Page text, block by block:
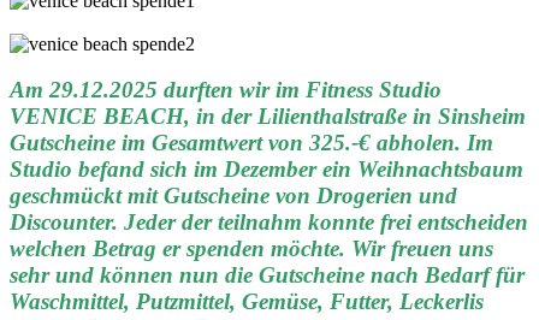
Am 29.12.2025 durften wir im Fitness Studio
VENICE BEACH, in der Lilienthalstraße in Sinsheim
Gutscheine im Gesamtwert von 325.-€ abholen. Im
Studio befand sich im Dezember ein Weihnachtsbaum
geschmückt mit Gutscheine von Drogerien und
Discounter. Jeder der teilnahm konnte frei entscheiden
welchen Betrag er spenden möchte. Wir freuen uns
sehr und können nun die Gutscheine nach Bedarf für
Waschmittel, Putzmittel, Gemüse, Futter, Leckerlis